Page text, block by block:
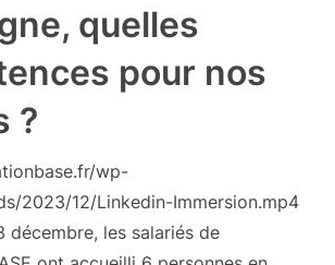
quelles
pour nos
?
wp-
2023/12/Linkedin-Immersion.mp4
décembre, les salariés de